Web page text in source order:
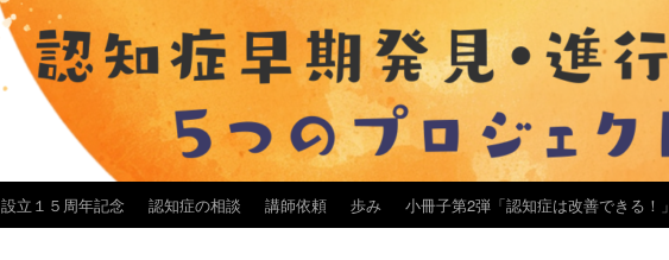
設立１５周年記念 認知症の相談 講師依頼 歩み 小冊子第2弾「認知症は改善できる！」